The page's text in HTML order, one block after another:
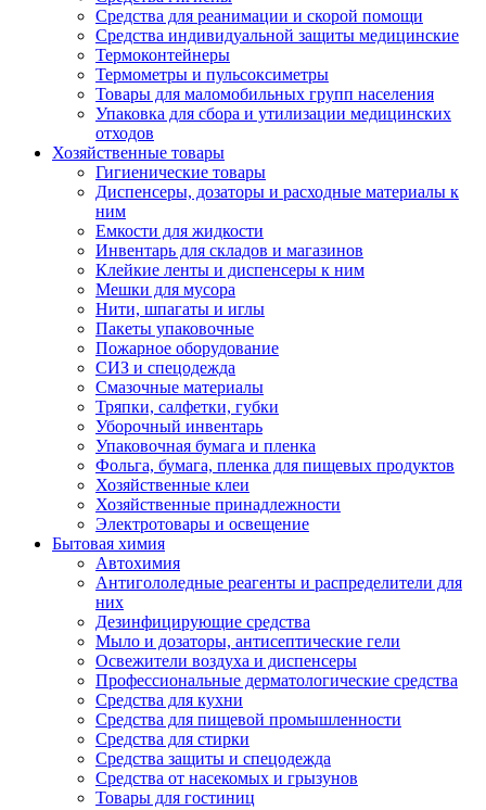
Средства для реанимации и скорой помощи
Средства индивидуальной защиты медицинские
Термоконтейнеры
Термометры и пульсоксиметры
Товары для маломобильных групп населения
Упаковка для сбора и утилизации медицинских
отходов
Хозяйственные товары
Гигиенические товары
Диспенсеры, дозаторы и расходные материалы к
ним
Емкости для жидкости
Инвентарь для складов и магазинов
Клейкие ленты и диспенсеры к ним
Мешки для мусора
Нити, шпагаты и иглы
Пакеты упаковочные
Пожарное оборудование
СИЗ и спецодежда
Смазочные материалы
Тряпки, салфетки, губки
Уборочный инвентарь
Упаковочная бумага и пленка
Фольга, бумага, пленка для пищевых продуктов
Хозяйственные клеи
Хозяйственные принадлежности
Электротовары и освещение
Бытовая химия
Автохимия
Антигололедные реагенты и распределители для
них
Дезинфицирующие средства
Мыло и дозаторы, антисептические гели
Освежители воздуха и диспенсеры
Профессиональные дерматологические средства
Средства для кухни
Средства для пищевой промышленности
Средства для стирки
Средства защиты и спецодежда
Средства от насекомых и грызунов
Товары для гостиниц